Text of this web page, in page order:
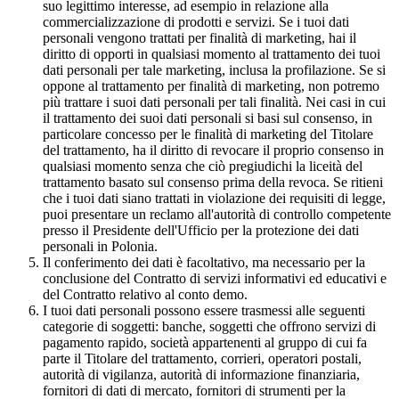
suo legittimo interesse, ad esempio in relazione alla
commercializzazione di prodotti e servizi. Se i tuoi dati
personali vengono trattati per finalità di marketing, hai il
diritto di opporti in qualsiasi momento al trattamento dei tuoi
dati personali per tale marketing, inclusa la profilazione. Se si
oppone al trattamento per finalità di marketing, non potremo
più trattare i suoi dati personali per tali finalità. Nei casi in cui
il trattamento dei suoi dati personali si basi sul consenso, in
particolare concesso per le finalità di marketing del Titolare
del trattamento, ha il diritto di revocare il proprio consenso in
qualsiasi momento senza che ciò pregiudichi la liceità del
trattamento basato sul consenso prima della revoca. Se ritieni
che i tuoi dati siano trattati in violazione dei requisiti di legge,
puoi presentare un reclamo all'autorità di controllo competente
presso il Presidente dell'Ufficio per la protezione dei dati
personali in Polonia.
Il conferimento dei dati è facoltativo, ma necessario per la
conclusione del Contratto di servizi informativi ed educativi e
del Contratto relativo al conto demo.
I tuoi dati personali possono essere trasmessi alle seguenti
categorie di soggetti: banche, soggetti che offrono servizi di
pagamento rapido, società appartenenti al gruppo di cui fa
parte il Titolare del trattamento, corrieri, operatori postali,
autorità di vigilanza, autorità di informazione finanziaria,
fornitori di dati di mercato, fornitori di strumenti per la